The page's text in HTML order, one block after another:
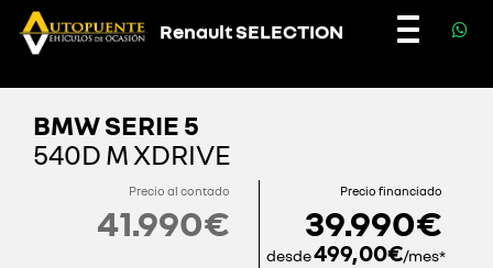
Renault SELECTION
Toggle
BMW SERIE 5
540D M XDRIVE
Precio al contado
41.990€
Precio financiado
39.990€
desde499,00€/mes*